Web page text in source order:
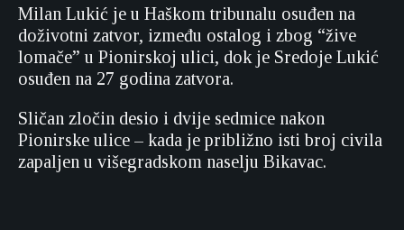
Milan Lukić je u Haškom tribunalu osuđen na
doživotni zatvor, između ostalog i zbog “žive
lomače” u Pionirskoj ulici, dok je Sredoje Lukić
osuđen na 27 godina zatvora.
Sličan zločin desio i dvije sedmice nakon
Pionirske ulice – kada je približno isti broj civila
zapaljen u višegradskom naselju Bikavac.